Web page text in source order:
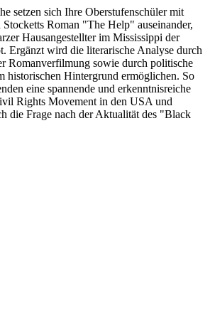
setzen sich Ihre Oberstufenschüler mit
Roman "The Help" auseinander,
Hausangestellter im Mississippi der
Ergänzt wird die literarische Analyse durch
Romanverfilmung sowie durch politische
historischen Hintergrund ermöglichen. So
eine spannende und erkenntnisreiche
Rights Movement in den USA und
die Frage nach der Aktualität des "Black